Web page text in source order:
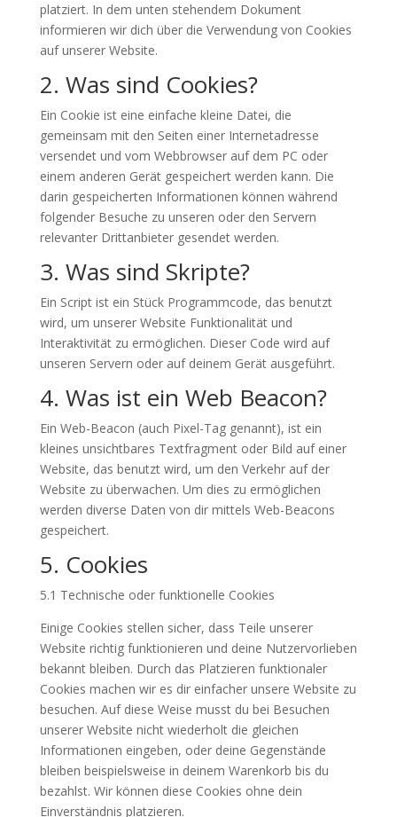
platziert. In dem unten stehendem Dokument
informieren wir dich über die Verwendung von Cookies
auf unserer Website.
2. Was sind Cookies?
Ein Cookie ist eine einfache kleine Datei, die
gemeinsam mit den Seiten einer Internetadresse
versendet und vom Webbrowser auf dem PC oder
einem anderen Gerät gespeichert werden kann. Die
darin gespeicherten Informationen können während
folgender Besuche zu unseren oder den Servern
relevanter Drittanbieter gesendet werden.
3. Was sind Skripte?
Ein Script ist ein Stück Programmcode, das benutzt
wird, um unserer Website Funktionalität und
Interaktivität zu ermöglichen. Dieser Code wird auf
unseren Servern oder auf deinem Gerät ausgeführt.
4. Was ist ein Web Beacon?
Ein Web-Beacon (auch Pixel-Tag genannt), ist ein
kleines unsichtbares Textfragment oder Bild auf einer
Website, das benutzt wird, um den Verkehr auf der
Website zu überwachen. Um dies zu ermöglichen
werden diverse Daten von dir mittels Web-Beacons
gespeichert.
5. Cookies
5.1 Technische oder funktionelle Cookies
Einige Cookies stellen sicher, dass Teile unserer
Website richtig funktionieren und deine Nutzervorlieben
bekannt bleiben. Durch das Platzieren funktionaler
Cookies machen wir es dir einfacher unsere Website zu
besuchen. Auf diese Weise musst du bei Besuchen
unserer Website nicht wiederholt die gleichen
Informationen eingeben, oder deine Gegenstände
bleiben beispielsweise in deinem Warenkorb bis du
bezahlst. Wir können diese Cookies ohne dein
Einverständnis platzieren.